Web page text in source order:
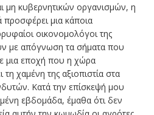
μη κυβερνητικών οργανισμών, η
προσφέρει μια κάποια
οικονομολόγοι της
με απόγνωση τα σήματα που
μια εποχή που η χώρα
χαμένη της αξιοπιστία στα
Κατά την επίσκεψή μου
εβδομάδα, έμαθα ότι δεν